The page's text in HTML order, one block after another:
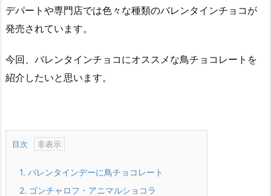
デパートや専門店では色々な種類のバレンタインチョコが
発売されています。
今回、バレンタインチョコにオススメな鳥チョコレートを
紹介したいと思います。
目次
1. バレンタインデーに鳥チョコレート
2. ゴンチャロフ・アニマルショコラ